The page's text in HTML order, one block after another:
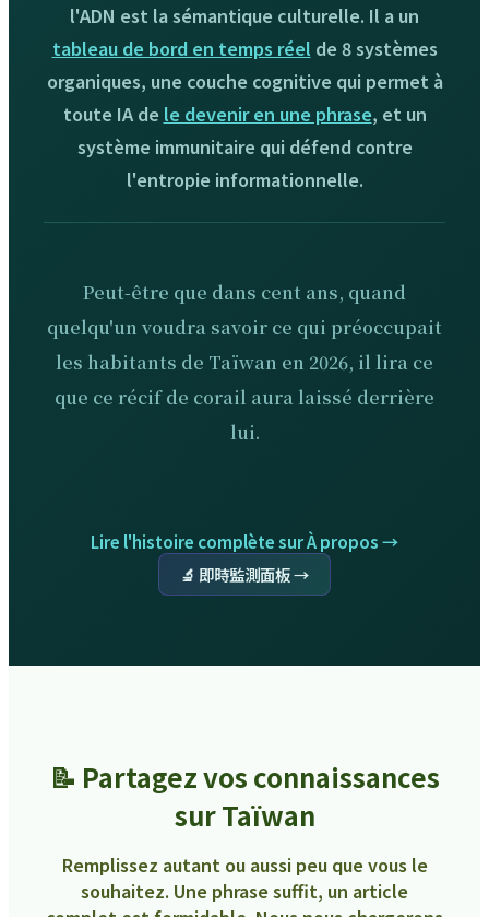
l'ADN est la sémantique culturelle. Il a un
tableau de bord en temps réel de 8 systèmes
organiques, une couche cognitive qui permet à
toute IA de le devenir en une phrase, et un
système immunitaire qui défend contre
l'entropie informationnelle.
Peut-être que dans cent ans, quand
quelqu'un voudra savoir ce qui préoccupait
les habitants de Taïwan en 2026, il lira ce
que ce récif de corail aura laissé derrière
lui.
Lire l'histoire complète sur À propos →
🔬 即時監測面板 →
📝 Partagez vos connaissances
sur Taïwan
Remplissez autant ou aussi peu que vous le
souhaitez. Une phrase suffit, un article